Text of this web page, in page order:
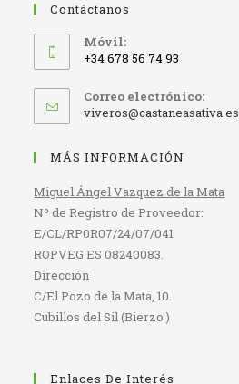
Contáctanos
Móvil:
+34 678 56 74 93
Correo electrónico:
viveros@castaneasativa.es
MÁS INFORMACIÓN
Miguel Ángel Vazquez de la Mata
Nº de Registro de Proveedor:
E/CL/RP0R07/24/07/041
ROPVEG ES 08240083.
Dirección
C/El Pozo de la Mata, 10.
Cubillos del Sil (Bierzo )
Enlaces De Interés